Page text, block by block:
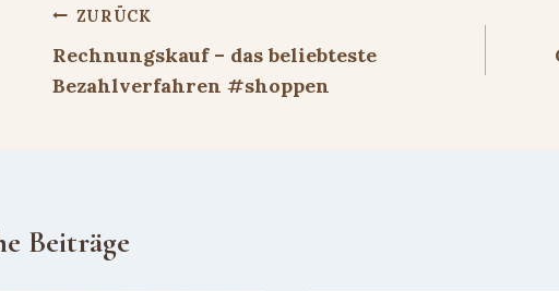
Beitragsnavigation
ZURÜCK
Rechnungskauf – das beliebteste
Bezahlverfahren #shoppen
Beiträge